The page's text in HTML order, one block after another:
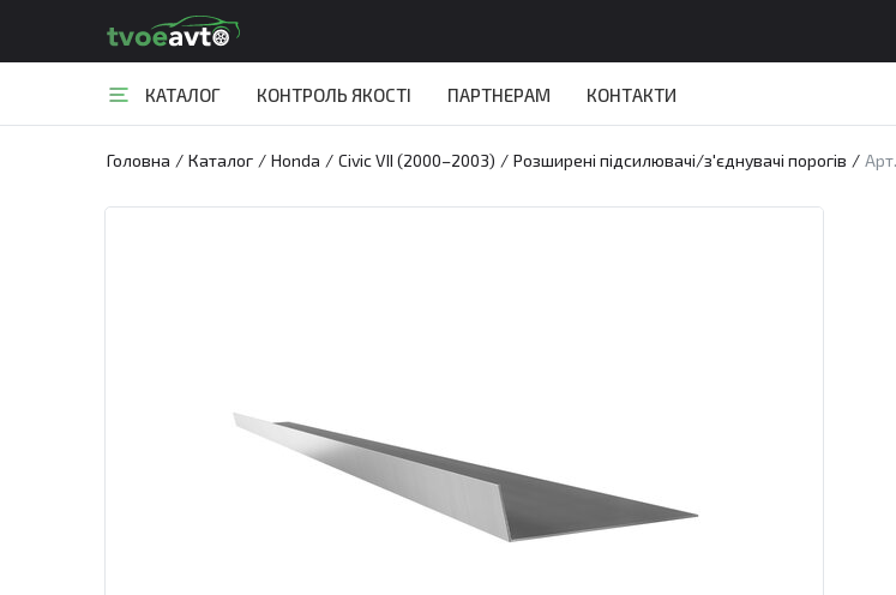
КАТАЛОГ КОНТРОЛЬ ЯКОСТІ ПАРТНЕРАМ КОНТАКТИ
Головна / Каталог / Honda / Civic VII (2000–2003) / Розширені підсилювачі/з'єднувачі порогів /